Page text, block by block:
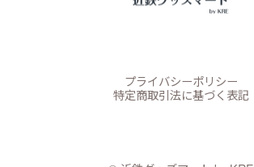
プライバシーポリシー
特定商取引法に基づく表記